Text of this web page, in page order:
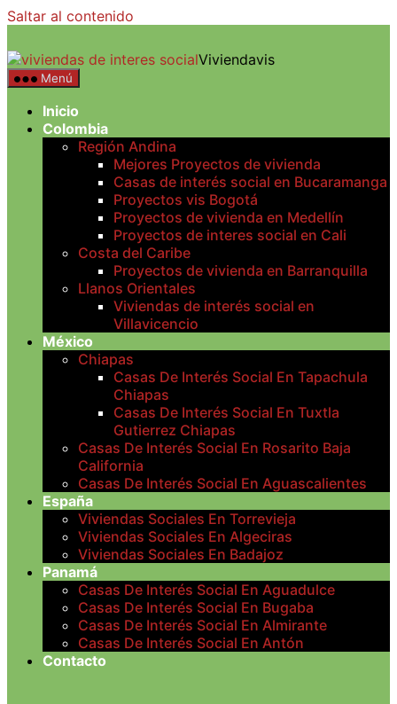
Saltar al contenido
Viviendavis
Menú
Inicio
Colombia
Región Andina
Mejores Proyectos de vivienda
Casas de interés social en Bucaramanga
Proyectos vis Bogotá
Proyectos de vivienda en Medellín
Proyectos de interes social en Cali
Costa del Caribe
Proyectos de vivienda en Barranquilla
Llanos Orientales
Viviendas de interés social en
Villavicencio
México
Chiapas
Casas De Interés Social En Tapachula
Chiapas
Casas De Interés Social En Tuxtla
Gutierrez Chiapas
Casas De Interés Social En Rosarito Baja
California
Casas De Interés Social En Aguascalientes
España
Viviendas Sociales En Torrevieja
Viviendas Sociales En Algeciras
Viviendas Sociales En Badajoz
Panamá
Casas De Interés Social En Aguadulce
Casas De Interés Social En Bugaba
Casas De Interés Social En Almirante
Casas De Interés Social En Antón
Contacto